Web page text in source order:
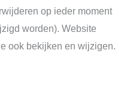
op ieder moment
worden). Website
ook bekijken en wijzigen.